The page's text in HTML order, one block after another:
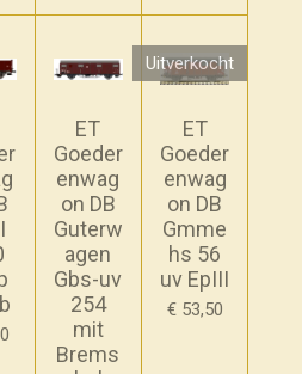
ET
Goeder
enwag
on DB
Guterw
agen
Gbs-uv
254
mit
Brems
Uitverkocht
ET
Goeder
enwag
on DB
Gmme
hs 56
uv EpIII
€ 53,50